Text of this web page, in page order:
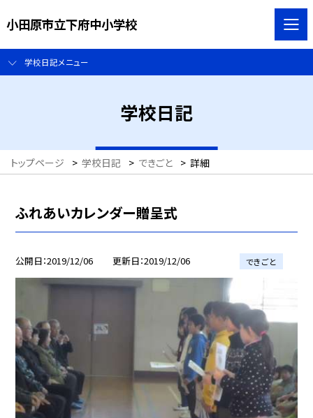
小田原市立下府中小学校
学校日記メニュー
学校日記
トップページ > 学校日記 > できごと > 詳細
ふれあいカレンダー贈呈式
公開日 2019/12/06 更新日 2019/12/06 できごと